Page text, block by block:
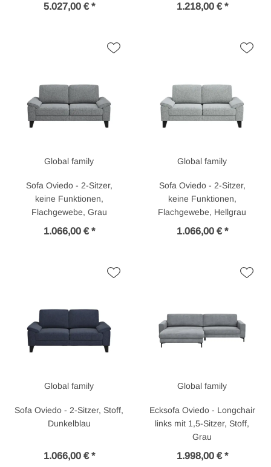
5.027,00 € * 1.218,00 € *
Global family
Sofa Oviedo - 2-Sitzer,
keine Funktionen,
Flachgewebe, Grau
1.066,00 € *
Global family
Sofa Oviedo - 2-Sitzer,
keine Funktionen,
Flachgewebe, Hellgrau
1.066,00 € *
Global family
Sofa Oviedo - 2-Sitzer, Stoff,
Dunkelblau
1.066,00 € *
Global family
Ecksofa Oviedo - Longchair
links mit 1,5-Sitzer, Stoff,
Grau
1.998,00 € *